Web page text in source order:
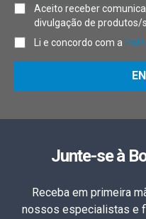
Aceito receber
divulgação de produtos/
Li e concordo com a
Junte-se à
Receba em primeira
nossos especialistas e